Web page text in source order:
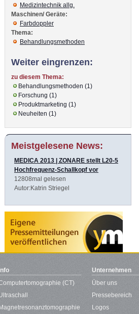
Medizintechnik allg.
Maschinen/ Geräte:
Farbdoppler
Thema:
Behandlungsmethoden
Weiter eingrenzen:
zu diesem Thema:
Behandlungsmethoden (1)
Forschung (1)
Produktmarketing (1)
Neuheiten (1)
Meistgelesene News:
MEDICA 2013 | ZONARE stellt L20-5
Hochfrequenz-Schallkopf vor
12808mal gelesen
Autor:Katrin Striegel
(CT)
Unternehmen
Über uns
Pressebereich
Logos